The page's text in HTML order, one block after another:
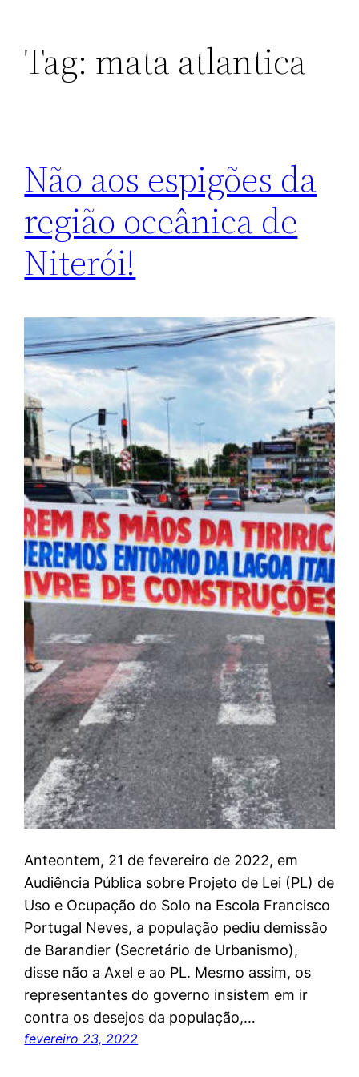
Tag: mata atlantica
Não aos espigões da
região oceânica de
Niterói!
Anteontem, 21 de fevereiro de 2022, em
Audiência Pública sobre Projeto de Lei (PL) de
Uso e Ocupação do Solo na Escola Francisco
Portugal Neves, a população pediu demissão
de Barandier (Secretário de Urbanismo),
disse não a Axel e ao PL. Mesmo assim, os
representantes do governo insistem em ir
contra os desejos da população,…
fevereiro 23, 2022